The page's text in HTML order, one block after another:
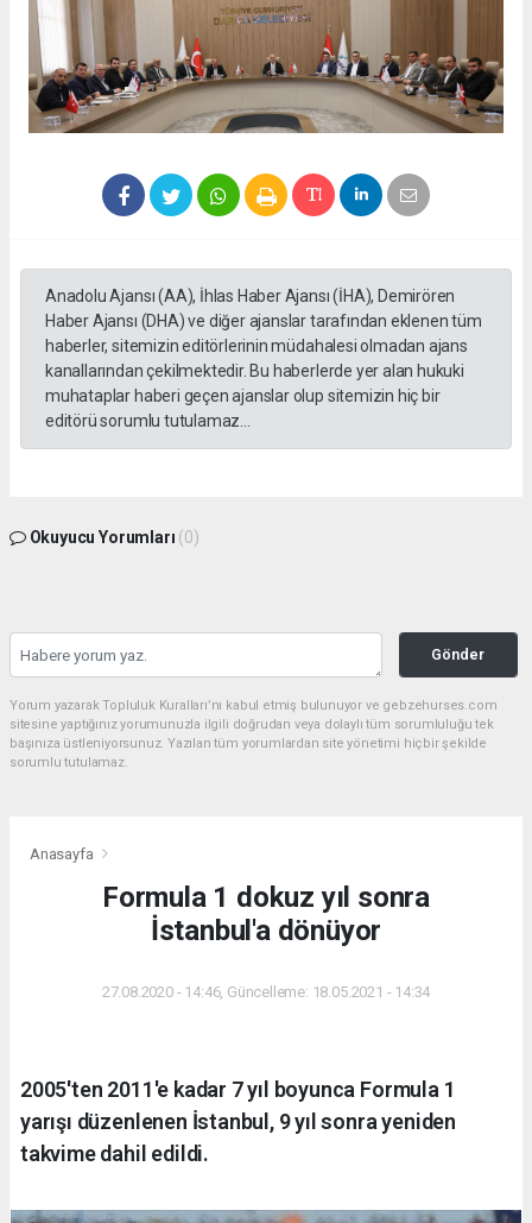
Anadolu Ajansı (AA), İhlas Haber Ajansı (İHA), Demirören
Haber Ajansı (DHA) ve diğer ajanslar tarafından eklenen tüm
haberler, sitemizin editörlerinin müdahalesi olmadan ajans
kanallarından çekilmektedir. Bu haberlerde yer alan hukuki
muhataplar haberi geçen ajanslar olup sitemizin hiç bir
editörü sorumlu tutulamaz...
Okuyucu Yorumları (0)
Gönder
Yorum yazarak Topluluk Kuralları’nı kabul etmiş bulunuyor ve gebzehurses.com
sitesine yaptığınız yorumunuzla ilgili doğrudan veya dolaylı tüm sorumluluğu tek
başınıza üstleniyorsunuz. Yazılan tüm yorumlardan site yönetimi hiçbir şekilde
sorumlu tutulamaz.
Anasayfa
Formula 1 dokuz yıl sonra
İstanbul'a dönüyor
27.08.2020 - 14:46, Güncelleme: 18.05.2021 - 14:34
2005'ten 2011'e kadar 7 yıl boyunca Formula 1
yarışı düzenlenen İstanbul, 9 yıl sonra yeniden
takvime dahil edildi.